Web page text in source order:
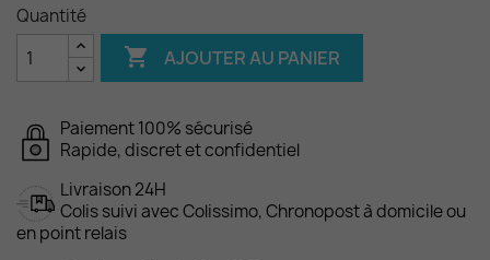
Quantité
 AJOUTER AU PANIER
Paiement 100% sécurisé
Rapide, discret et confidentiel
Livraison 24H
Colis suivi avec Colissimo, Chronopost à domicile ou
en point relais